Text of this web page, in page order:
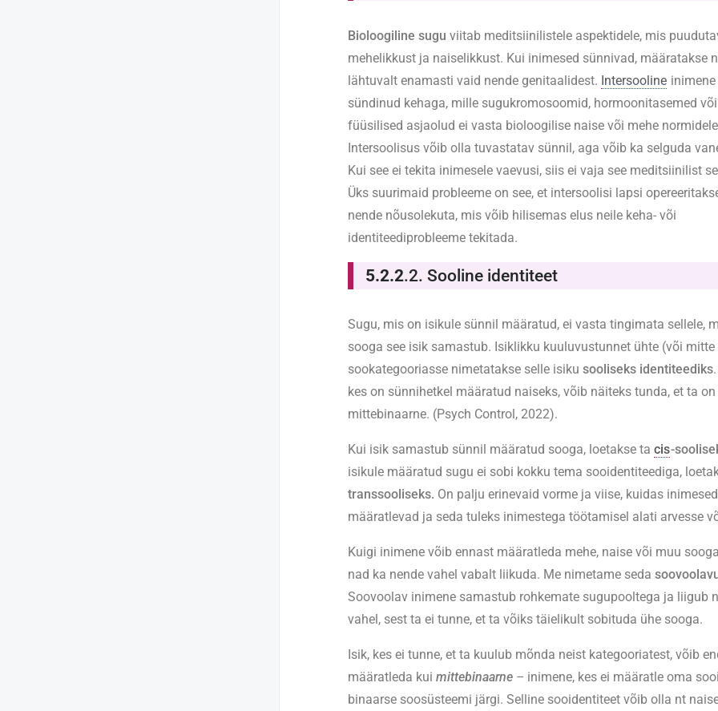
Bioloogiline sugu viitab meditsiinilistele aspektidele, mis
mehelikkust ja naiselikkust. Kui inimesed sünnivad, määratakse
lähtuvalt enamasti vaid nende genitaalidest. Intersooline
sündinud kehaga, mille sugukromosoomid, hormoonitasemed
füüsilised asjaolud ei vasta bioloogilise naise või mehe
Intersoolisus võib olla tuvastatav sünnil, aga võib ka selguda
Kui see ei tekita inimesele vaevusi, siis ei vaja see meditsiinilist
Üks suurimaid probleeme on see, et intersoolisi lapsi
nende nõusolekuta, mis võib hilisemas elus neile keha- või
identiteediprobleeme tekitada.
5.2.2.2. Sooline identiteet
Sugu, mis on isikule sünnil määratud, ei vasta tingimata sellele,
sooga see isik samastub. Isiklikku kuuluvustunnet ühte (või
sookategooriasse nimetatakse selle isikusooliseks identiteediks
kes on sünnihetkel määratud naiseks, võib näiteks tunda, et ta
mittebinaarne. (Psych Control, 2022).
Kui isik samastub sünnil määratud sooga, loetakse tacis-
isikule määratud sugu ei sobi kokku tema sooidentiteediga,
transsooliseks. On palju erinevaid vorme ja viise, kuidas
määratlevad ja seda tuleks inimestega töötamisel alati arvesse
Kuigi inimene võib ennast määratleda mehe, naise või muu
nad ka nende vahel vabalt liikuda. Me nimetame seda
Soovoolav inimene samastub rohkemate sugupooltega ja liigub
vahel, sest ta ei tunne, et ta võiks täielikult sobituda ühe sooga.
Isik, kes ei tunne, et ta kuulub mõnda neist kategooriatest, võib
määratleda kuimittebinaarne – inimene, kes ei määratle oma
binaarse soosüsteemi järgi. Selline sooidentiteet võib olla nt